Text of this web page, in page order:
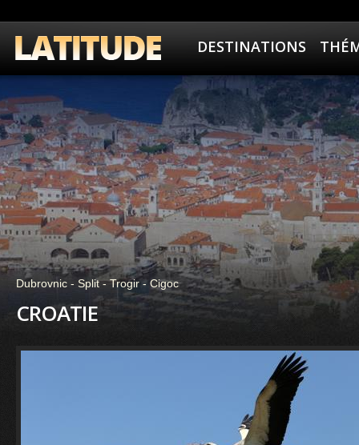
DESTINATIONS
Dubrovnic - Split - Trogir - Cigoc
CROATIE